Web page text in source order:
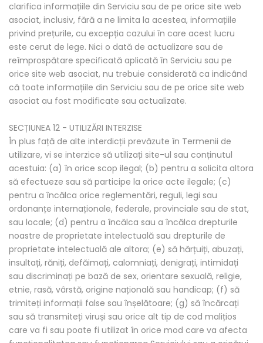
clarifica informațiile din Serviciu sau de pe orice site web
asociat, inclusiv, fără a ne limita la acestea, informațiile
privind prețurile, cu excepția cazului în care acest lucru
este cerut de lege. Nici o dată de actualizare sau de
reîmprospătare specificată aplicată în Serviciu sau pe
orice site web asociat, nu trebuie considerată ca indicând
că toate informațiile din Serviciu sau de pe orice site web
asociat au fost modificate sau actualizate.
SECȚIUNEA 12 - UTILIZĂRI INTERZISE
În plus față de alte interdicții prevăzute în Termenii de
utilizare, vi se interzice să utilizați site-ul sau conținutul
acestuia: (a) în orice scop ilegal; (b) pentru a solicita altora
să efectueze sau să participe la orice acte ilegale; (c)
pentru a încălca orice reglementări, reguli, legi sau
ordonanțe internaționale, federale, provinciale sau de stat,
sau locale; (d) pentru a încălca sau a încălca drepturile
noastre de proprietate intelectuală sau drepturile de
proprietate intelectuală ale altora; (e) să hărțuiți, abuzați,
insultați, răniți, defăimați, calomniați, denigrați, intimidați
sau discriminați pe bază de sex, orientare sexuală, religie,
etnie, rasă, vârstă, origine națională sau handicap; (f) să
trimiteți informații false sau înșelătoare; (g) să încărcați
sau să transmiteți viruși sau orice alt tip de cod malițios
care va fi sau poate fi utilizat în orice mod care va afecta